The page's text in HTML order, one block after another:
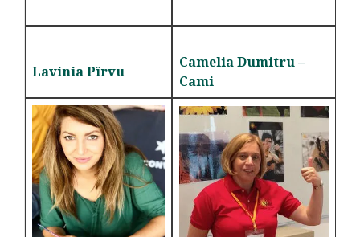
Lavinia Pîrvu
Camelia Dumitru –
Cami